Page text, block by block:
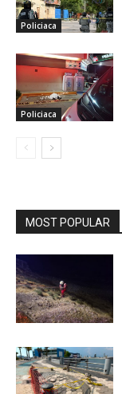
Policiaca
Policiaca
MOST POPULAR